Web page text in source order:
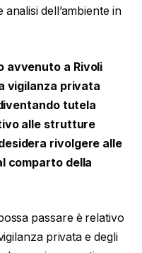
dell’ambiente in
avvenuto a Rivoli
vigilanza privata
tutela
alle strutture
rivolgere alle
comparto della
passare è relativo
privata e degli